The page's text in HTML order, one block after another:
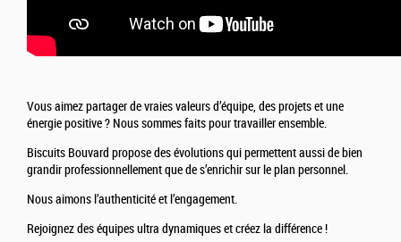
Vous aimez partager de vraies valeurs d’équipe, des projets et une
énergie positive ? Nous sommes faits pour travailler ensemble.
Biscuits Bouvard propose des évolutions qui permettent aussi de bien
grandir professionnellement que de s’enrichir sur le plan personnel.
Nous aimons l’authenticité et l’engagement.
Rejoignez des équipes ultra dynamiques et créez la différence !